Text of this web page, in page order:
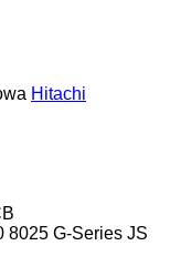
Hitachi
8025 G-Series JS